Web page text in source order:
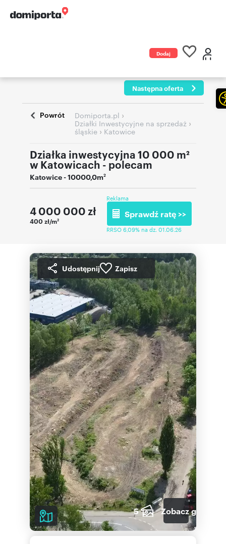
Dodaj
Następna oferta
Powrót Domiporta.pl ›
Działki Inwestycyjne na sprzedaż ›
śląskie › Katowice
Działka inwestycyjna 10 000 m²
w Katowicach - polecam
Katowice- 10000,0m2
4 000 000 zł
400 zł/m2
Reklama
Sprawdź ratę >>
RRSO 6,09% na dz. 01.06.26
Udostępnij Zapisz
5 Zobacz galerię